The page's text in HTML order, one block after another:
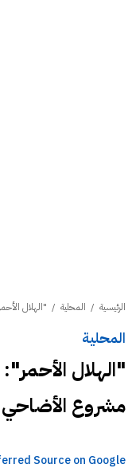
الرئيسية / المحلية / "الهلال الأحمر": 10 آلاف مستفيد من مشروع
المحلية
مشروع الأضاحي
Source on Google